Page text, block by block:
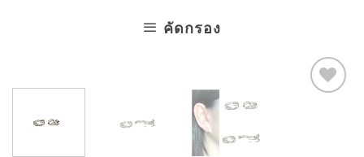
คัดกรอง